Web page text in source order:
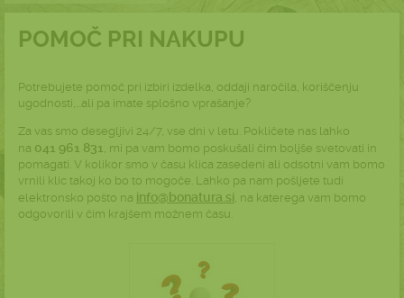
POMOČ PRI NAKUPU
Potrebujete pomoč pri izbiri izdelka, oddaji naročila, koriščenju
ugodnosti,...ali pa imate splošno vprašanje?
Za vas smo desegljivi 24/7, vse dni v letu. Pokličete nas lahko
na 041 961 831 , mi pa vam bomo poskušali čim boljše svetovati in
pomagati. V kolikor smo v času klica zasedeni ali odsotni vam bomo
vrnili klic takoj ko bo to mogoče. Lahko pa nam pošljete tudi
elektronsko pošto na info@bonatura.si, na katerega vam bomo
odgovorili v čim krajšem možnem času.